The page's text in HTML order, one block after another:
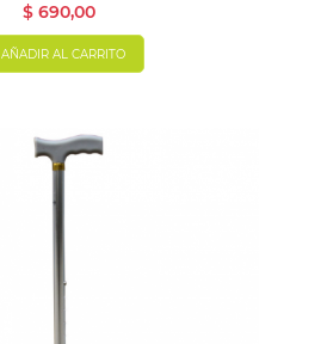
$ 690,00
AÑADIR AL CARRITO